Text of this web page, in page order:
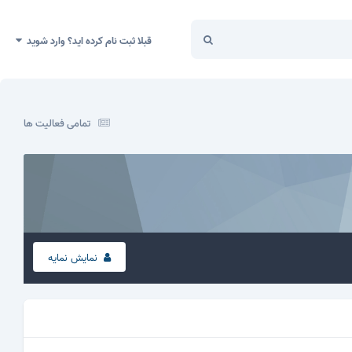
قبلا ثبت نام کرده اید؟ وارد شوید
تمامی فعالیت ها
نمایش نمایه